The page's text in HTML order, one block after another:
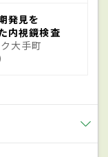
つくり出
潰瘍が発
が保菌し
こともあ
を抑える
やストレス
発見を
内視鏡検査
大手町